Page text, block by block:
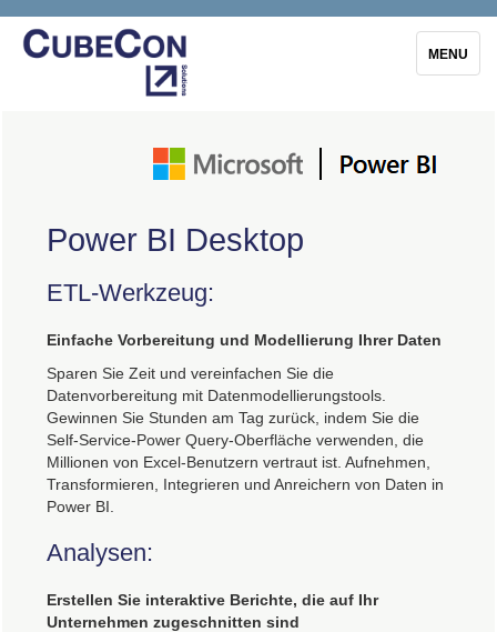
Toggle
MENU
Power BI Desktop
ETL-Werkzeug:
Einfache Vorbereitung und Modellierung Ihrer Daten
Sparen Sie Zeit und vereinfachen Sie die
Datenvorbereitung mit Datenmodellierungstools.
Gewinnen Sie Stunden am Tag zurück, indem Sie die
Self-Service-Power Query-Oberfläche verwenden, die
Millionen von Excel-Benutzern vertraut ist. Aufnehmen,
Transformieren, Integrieren und Anreichern von Daten in
Power BI.
Analysen:
Erstellen Sie interaktive Berichte, die auf Ihr
Unternehmen zugeschnitten sind